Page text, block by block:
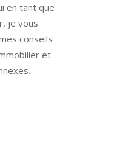
en tant que
je vous
conseils
et